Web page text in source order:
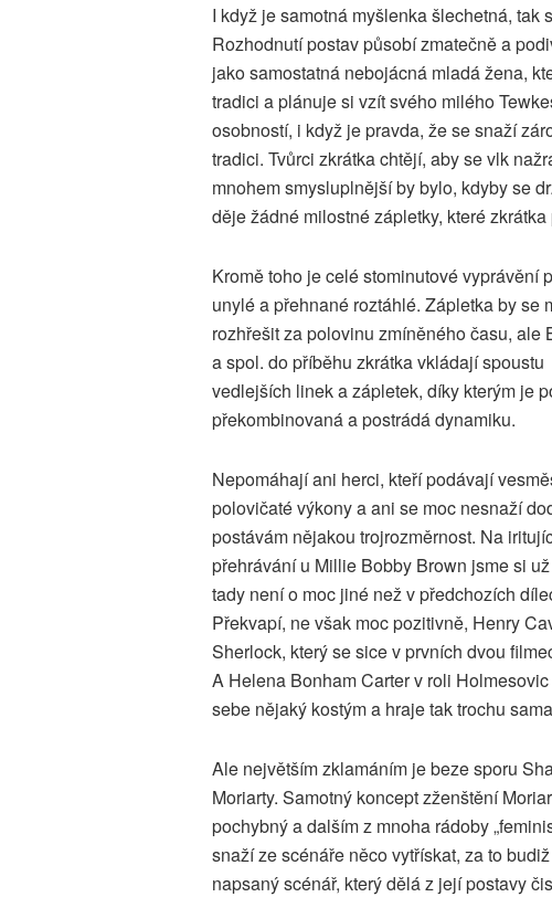
I když je samotná myšlenka šlechetná,
Rozhodnutí postav působí zmatečně a
jako samostatná nebojácná mladá žena,
tradici a plánuje si vzít svého milého
osobností, i když je pravda, že se snaží
tradici. Tvůrci zkrátka chtějí, aby se vlk
mnohem smysluplnější by bylo, kdyby se
děje žádné milostné zápletky, které
Kromě toho je celé stominutové vyprávění
unylé a přehnané roztáhlé. Zápletka by se
rozhřešit za polovinu zmíněného času, ale
a spol. do příběhu zkrátka vkládají spoustu
vedlejších linek a zápletek, díky kterým je
překombinovaná a postrádá dynamiku.
Nepomáhají ani herci, kteří podávají
polovičaté výkony a ani se moc nesnaží
postávám nějakou trojrozměrnost. Na
přehrávání u Millie Bobby Brown jsme si
tady není o moc jiné než v předchozích
Překvapí, ne však moc pozitivně, Henry
Sherlock, který se sice v prvních dvou
A Helena Bonham Carter v roli
sebe nějaký kostým a hraje tak trochu
Ale největším zklamáním je beze sporu
Moriarty. Samotný koncept zženštění
pochybný a dalším z mnoha rádoby
snaží ze scénáře něco vytřískat, za to
napsaný scénář, který dělá z její postavy